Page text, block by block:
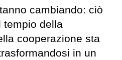
cambiando: ciò
tempio della
cooperazione sta
in un